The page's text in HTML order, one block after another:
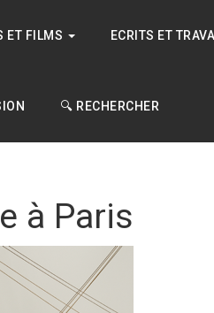
ET FILMS ECRITS ET
🔍 RECHERCHER
à Paris